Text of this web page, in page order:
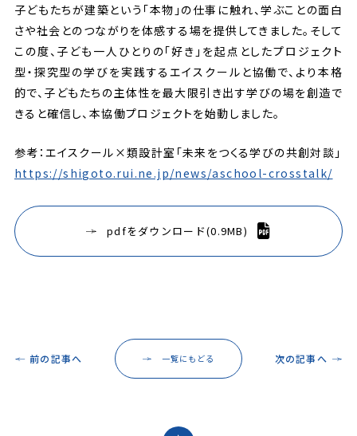
子どもたちが建築という「本物」の仕事に触れ、学ぶことの面白
さや社会とのつながりを体感する場を提供してきました。そして
この度、子ども一人ひとりの「好き」を起点としたプロジェクト
型・探究型の学びを実践するエイスクールと協働で、より本格
的で、子どもたちの主体性を最大限引き出す学びの場を創造で
きると確信し、本協働プロジェクトを始動しました。
参考：エイスクール×類設計室「未来をつくる学びの共創対談」
https://shigoto.rui.ne.jp/news/aschool-crosstalk/
pdfをダウンロード(0.9MB)
前の記事へ 一覧にもどる 次の記事へ